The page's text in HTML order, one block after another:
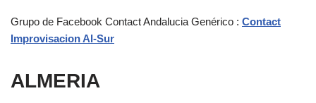
Grupo de Facebook Contact Andalucia Genérico : Contact
Improvisacion Al-Sur
ALMERIA